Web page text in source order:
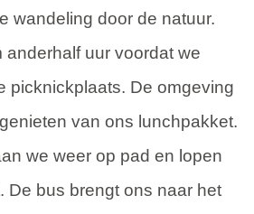
wandeling door de natuur.
anderhalf uur voordat we
picknickplaats. De omgeving
van ons lunchpakket.
we weer op pad en lopen
De bus brengt ons naar het